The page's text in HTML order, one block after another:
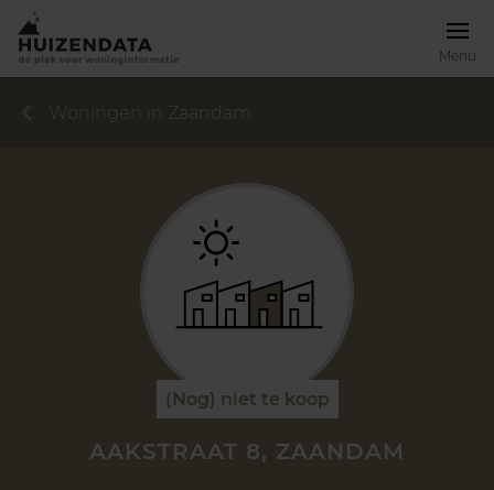
Menu
Woningen in Zaandam
(Nog) niet te koop
AAKSTRAAT 8, ZAANDAM